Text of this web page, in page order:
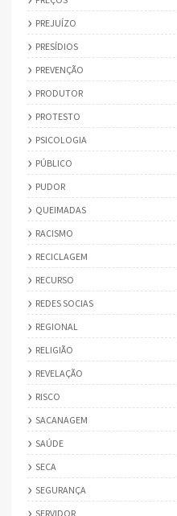
PREJUÍZO
PRESÍDIOS
PREVENÇÃO
PRODUTOR
PROTESTO
PSICOLOGIA
PÚBLICO
PUDOR
QUEIMADAS
RACISMO
RECICLAGEM
RECURSO
REDES SOCIAS
REGIONAL
RELIGIÃO
REVELAÇÃO
RISCO
SACANAGEM
SAÚDE
SECA
SEGURANÇA
SERVIDOR